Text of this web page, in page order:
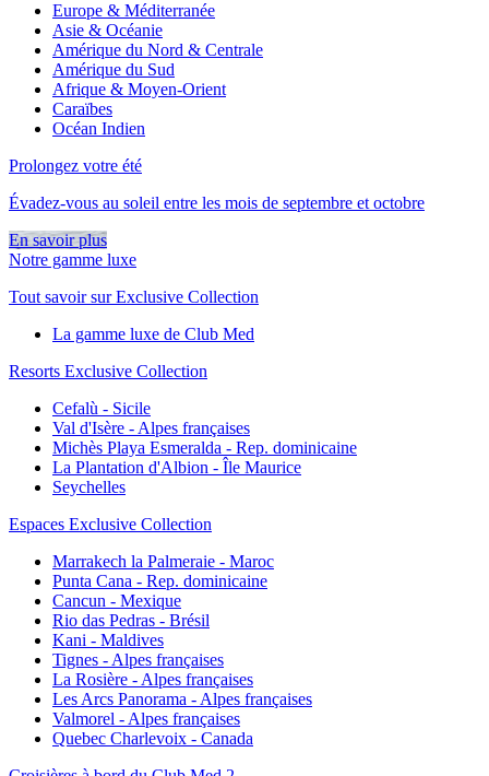
Europe & Méditerranée
Asie & Océanie
Amérique du Nord & Centrale
Amérique du Sud
Afrique & Moyen-Orient
Caraïbes
Océan Indien
Prolongez votre été
Évadez-vous au soleil entre les mois de septembre et octobre
En savoir plus
Notre gamme luxe
Tout savoir sur Exclusive Collection
La gamme luxe de Club Med
Resorts Exclusive Collection
Cefalù - Sicile
Val d'Isère - Alpes françaises
Michès Playa Esmeralda - Rep. dominicaine
La Plantation d'Albion - Île Maurice
Seychelles
Espaces Exclusive Collection
Marrakech la Palmeraie - Maroc
Punta Cana - Rep. dominicaine
Cancun - Mexique
Rio das Pedras - Brésil
Kani - Maldives
Tignes - Alpes françaises
La Rosière - Alpes françaises
Les Arcs Panorama - Alpes françaises
Valmorel - Alpes françaises
Quebec Charlevoix - Canada